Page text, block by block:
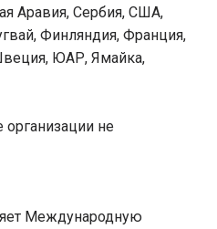
Аравия, Сербия, США,
Финляндия, Франция,
ЮАР, Ямайка,
организации не
Международную